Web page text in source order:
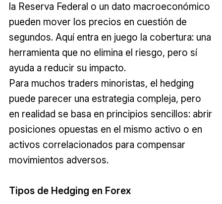
la Reserva Federal o un dato macroeconómico
pueden mover los precios en cuestión de
segundos. Aquí entra en juego la cobertura: una
herramienta que no elimina el riesgo, pero sí
ayuda a reducir su impacto.
Para muchos traders minoristas, el hedging
puede parecer una estrategia compleja, pero
en realidad se basa en principios sencillos: abrir
posiciones opuestas en el mismo activo o en
activos correlacionados para compensar
movimientos adversos.
Tipos de Hedging en Forex